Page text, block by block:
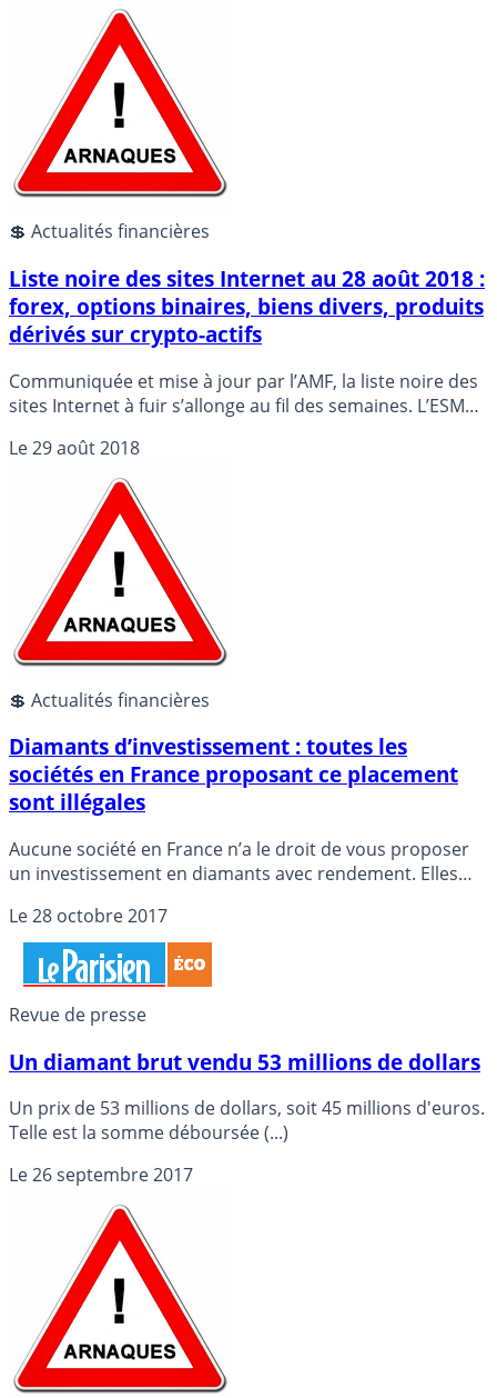
💲 Actualités financières
Liste noire des sites Internet au 28 août 2018 :
forex, options binaires, biens divers, produits
dérivés sur crypto-actifs
Communiquée et mise à jour par l’AMF, la liste noire des
sites Internet à fuir s’allonge au fil des semaines. L’ESMA,
activité sur les options binaires. Aucun particulier ne doit
donc miser sur ce type d’instrument financier. Par
ailleurs, la liste blanche des sites Web habilités à
proposer des investissements sur des biens divers reste
toujours aussi réduite.
Le29 août 2018
💲 Actualités financières
Diamants d’investissement : toutes les
sociétés en France proposant ce placement
sont illégales
Aucune société en France n’a le droit de vous proposer
un investissement en diamants avec rendement. Elles
sur TF1 pour contre-carrer ce reportage de France 2
diffusé en 2016 sur les diamants. Reportage détourné
comme référence par tant de sites d’arnaques pour
avertis.
Le28 octobre 2017
Revue de presse
Un diamant brut vendu 53 millions de dollars
Un prix de 53 millions de dollars, soit 45 millions d'euros.
Telle est la somme déboursée (...)
Le26 septembre 2017